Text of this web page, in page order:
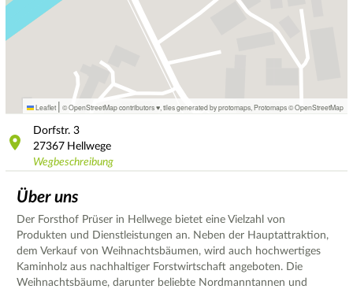
Leaflet | © OpenStreetMap contributors ♥, tiles generated by protomaps Protomaps©OpenStreetMap
Dorfstr. 3
27367 Hellwege
Wegbeschreibung
Über uns
Der Forsthof Prüser in Hellwege bietet eine Vielzahl von
Produkten und Dienstleistungen an. Neben der Hauptattraktion,
dem Verkauf von Weihnachtsbäumen, wird auch hochwertiges
Kaminholz aus nachhaltiger Forstwirtschaft angeboten. Die
Weihnachtsbäume, darunter beliebte Nordmanntannen und